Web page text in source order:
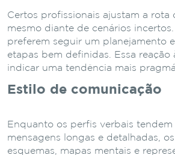
Certos profissionais ajustam a rota
mesmo diante de cenários
preferem seguir um planejamento
etapas bem definidas. Essa
indicar uma tendência mais
Estilo de comunicação
Enquanto os perfis verbais tendem
mensagens longas e detalhadas,
esquemas, mapas mentais e